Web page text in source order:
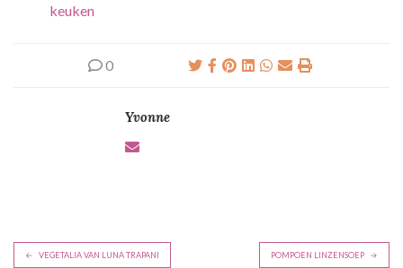
keuken
0
Yvonne
B
VEGETALIA VAN LUNA TRAPANI POMPOEN LINZENSOEP